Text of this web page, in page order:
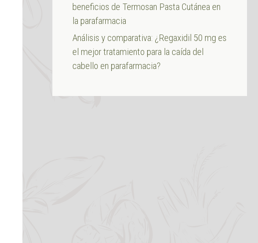
beneficios de Termosan Pasta Cutánea en
la parafarmacia
Análisis y comparativa: ¿Regaxidil 50 mg es
el mejor tratamiento para la caída del
cabello en parafarmacia?